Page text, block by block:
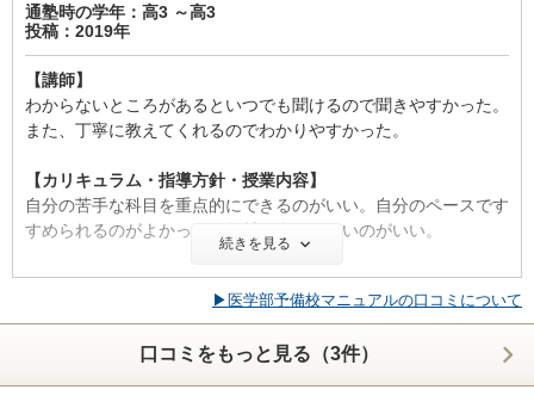
【料金】
映像学習の割には高額。カリキュラムの他の意味不明な料金が
多々発生していた。
【成績の推移】
学校の成績
入会
(高2)
卒業
(高3)
通塾時の学年：高3 ～高3
投稿：2019年
【講師】
わからないところがあるといつでも聞けるので聞きやすかった。
また、丁寧に教えてくれるのでわかりやすかった。
【カリキュラム・指導方針・授業内容】
自分の苦手な科目を重点的にできるのがいい。自分のペースです
すめられるのがよかった。教材も多すぎないのがいい。
【校舎内外の環境について（自習室、交通の便、治安、立地な
適度な繁華街にあり、必要なものを購入できる環境なのがいい。
また、駅から近いので通いやすかったです。教室内、自習室とも
にうるさくなく、勉強に適していた。自習室の席数も十分にあ
続きを見る
▶医学部予備校マニュアルの口コミについて
口コミをもっと見る（3件）